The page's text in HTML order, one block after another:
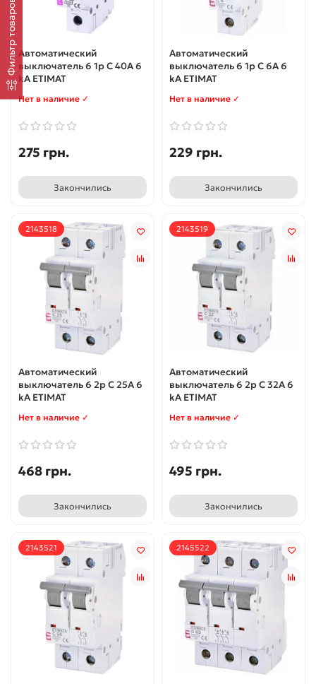
Фильтр товаровАвтоматический
выключатель 6 1p C 40А 6
kA ETIMAT
Нет в наличие ✓
275 грн.
Закончились
Автоматический
выключатель 6 1p C 6А 6
kA ETIMAT
Нет в наличие ✓
229 грн.
Закончились
2143518
Автоматический
выключатель 6 2p C 25А 6
kA ETIMAT
Нет в наличие ✓
468 грн.
Закончились
2143519
Автоматический
выключатель 6 2p C 32А 6
kA ETIMAT
Нет в наличие ✓
495 грн.
Закончились
2143521 2145522